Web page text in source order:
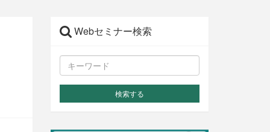
Webセミナー検索
検索する